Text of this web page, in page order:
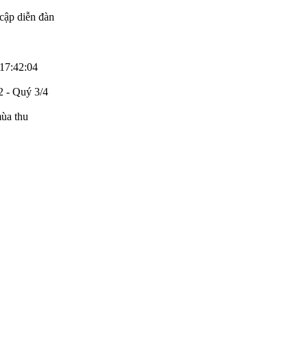
diễn đàn
- Quý 3/4
thu